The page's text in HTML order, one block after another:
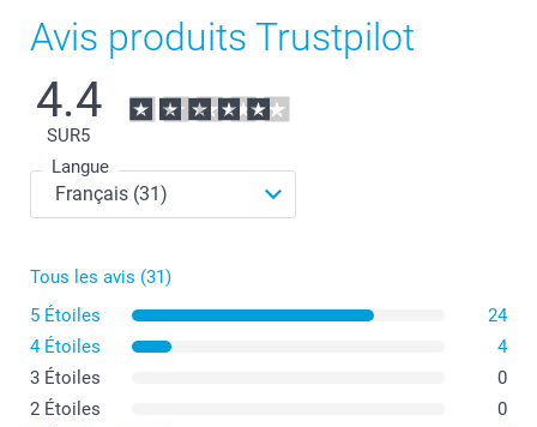
Avis produits Trustpilot
4.4
SUR5
Langue
Tous les avis (31)
5 Étoiles
24
4 Étoiles
4
3 Étoiles
0
2 Étoiles
0